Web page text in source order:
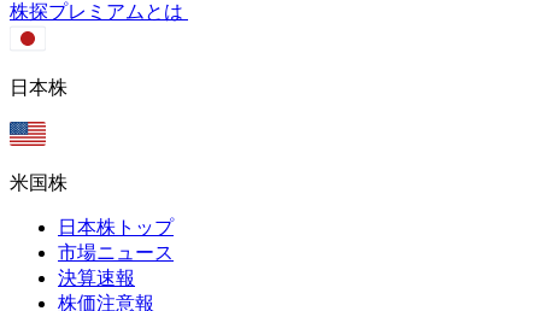
株探プレミアムとは
日本株
米国株
日本株トップ
市場ニュース
決算速報
株価注意報